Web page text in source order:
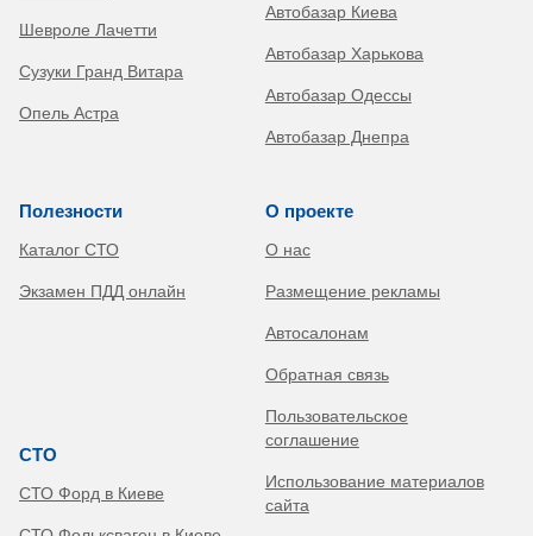
Шевроле Лачетти
Сузуки Гранд Витара
Опель Астра
Автобазар Киева
Автобазар Харькова
Автобазар Одессы
Автобазар Днепра
Полезности
Каталог СТО
Экзамен ПДД онлайн
СТО
СТО Форд в Киеве
О проекте
О нас
Размещение рекламы
Автосалонам
Обратная связь
Пользовательское
соглашение
Использование материалов
сайта